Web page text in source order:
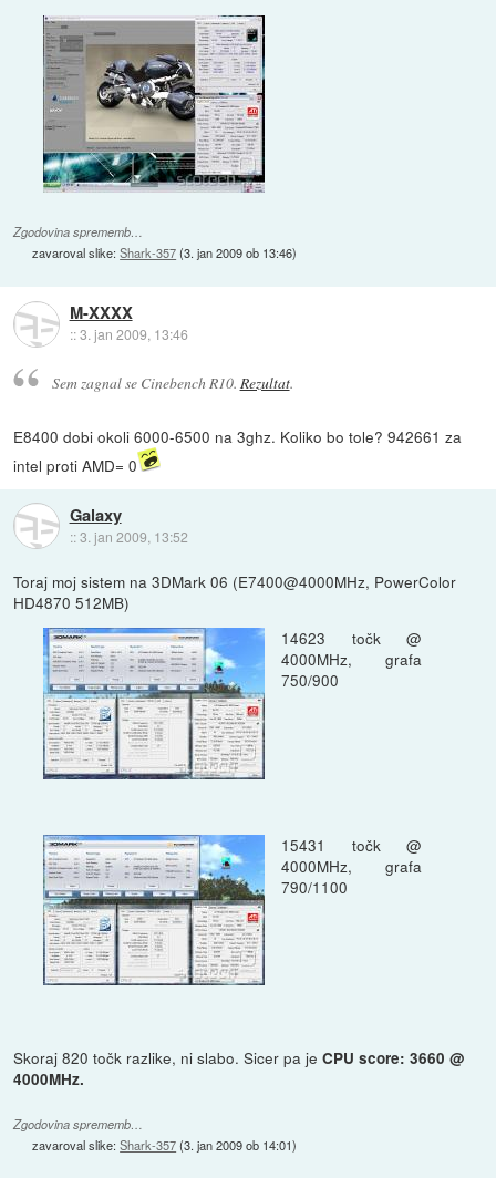
Zgodovina sprememb…
zavaroval slike:Shark-357(3. jan 2009 ob 13:46)
M-XXXX
::3. jan 2009, 13:46
Sem zagnal se Cinebench R10. Rezultat.
E8400 dobi okoli 6000-6500 na 3ghz. Koliko bo tole? 942661 za
intel proti AMD= 0
Galaxy
::3. jan 2009, 13:52
Toraj moj sistem na 3DMark 06 (E7400@4000MHz, PowerColor
HD4870 512MB)
14623 točk @
4000MHz, grafa
750/900
15431 točk @
4000MHz, grafa
790/1100
Skoraj 820 točk razlike, ni slabo. Sicer pa jeCPU score: 3660 @
4000MHz.
Zgodovina sprememb…
zavaroval slike:Shark-357(3. jan 2009 ob 14:01)